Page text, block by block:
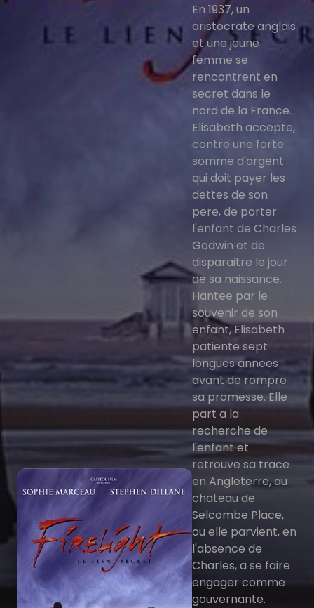
En 1937, un
aristocrate anglais
et une jeune
femme se
rencontrent en
secret dans le
nord de la France.
Elisabeth accepte,
contre une forte
somme d'argent
qui doit payer les
dettes de son
pere, de porter
l'enfant de Charles
Godwin et de
disparaitre le jour
de sa naissance.
Hantee par le
souvenir de son
enfant, Elisabeth
patiente sept
longues annees
avant de rompre
sa promesse. Elle
part a la
recherche de
l'enfant et
retrouve sa trace
en Angleterre, au
chateau de
Selcombe Place,
ou elle parvient, en
l'absence de
Charles, a se faire
engager comme
gouvernante.